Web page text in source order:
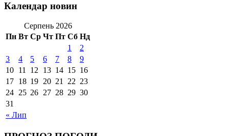
Календар новин
Серпень 2026
Пн Вт Ср Чт Пт Сб Нд
« Лип
1
2
3
4 5 6 7 8
9
10 11 12 13 14 15 16
17 18 19 20 21 22 23
24 25 26 27 28 29 30
31